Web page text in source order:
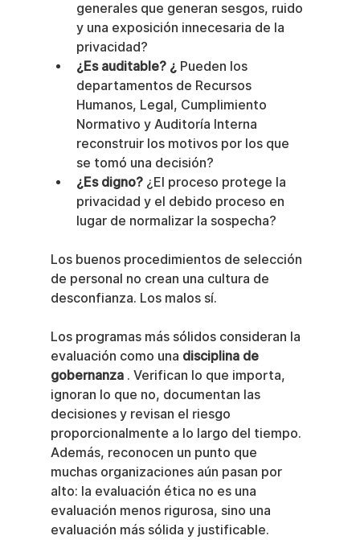
generales que generan sesgos, ruido
y una exposición innecesaria de la
privacidad?
¿Es auditable? ¿ Pueden los
departamentos de Recursos
Humanos, Legal, Cumplimiento
Normativo y Auditoría Interna
reconstruir los motivos por los que
se tomó una decisión?
¿Es digno? ¿El proceso protege la
privacidad y el debido proceso en
lugar de normalizar la sospecha?
Los buenos procedimientos de selección
de personal no crean una cultura de
desconfianza. Los malos sí.
Los programas más sólidos consideran la
evaluación como una disciplina de
gobernanza . Verifican lo que importa,
ignoran lo que no, documentan las
decisiones y revisan el riesgo
proporcionalmente a lo largo del tiempo.
Además, reconocen un punto que
muchas organizaciones aún pasan por
alto: la evaluación ética no es una
evaluación menos rigurosa, sino una
evaluación más sólida y justificable.